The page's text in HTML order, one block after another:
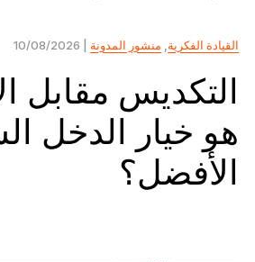
حماية نسخ احتياطي يمكن الاعتماد
تسوق الكل
محافظ الأجهزة
القيادة الفكرية منشور المدونة
التكديس مقابل
هو خيار الدخل
الأفضل؟